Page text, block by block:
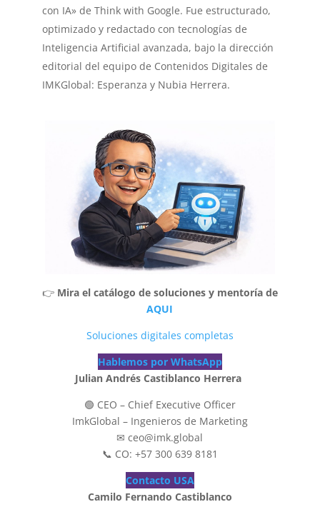
con IA» de Think with Google. Fue estructurado,
optimizado y redactado con tecnologías de
Inteligencia Artificial avanzada, bajo la dirección
editorial del equipo de Contenidos Digitales de
IMKGlobal: Esperanza y Nubia Herrera.
👉 Mira el catálogo de soluciones y mentoría de
AQUI
Soluciones digitales completas
Hablemos por WhatsApp
Julian Andrés Castiblanco Herrera
🟢 CEO – Chief Executive Officer
ImkGlobal – Ingenieros de Marketing
✉ ceo@imk.global
📞 CO: +57 300 639 8181
Contacto USA
Camilo Fernando Castiblanco